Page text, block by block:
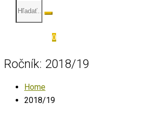
0
Ročník: 2018/19
Home
2018/19